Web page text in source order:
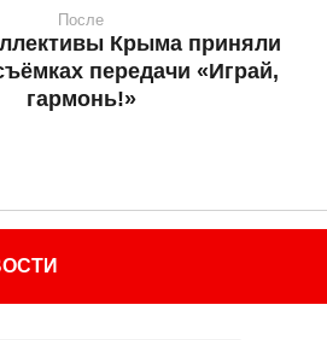
После
Крыма приняли
передачи «Играй,
гармонь!»